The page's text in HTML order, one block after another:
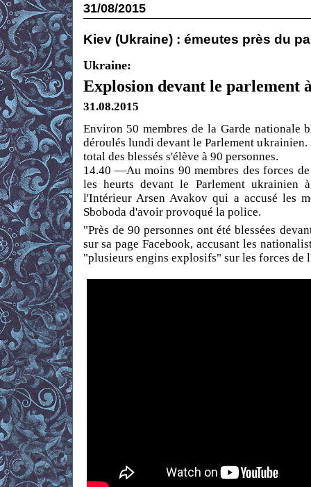
31/08/2015
Kiev (Ukraine) : émeutes près du
Ukraine:
Explosion devant le parlement
31.08.2015
Environ 50 membres de la Garde nationale
déroulés lundi devant le Parlement
total des blessés s'élève à 90 personnes.
14.40 —Au moins 90 membres des forces
les heurts devant le Parlement
l'Intérieur Arsen Avakov qui a accusé les
Sboboda d'avoir provoqué la police.
"Près de 90 personnes ont été blessées
sur sa page Facebook, accusant les
"plusieurs engins explosifs" sur les forces de